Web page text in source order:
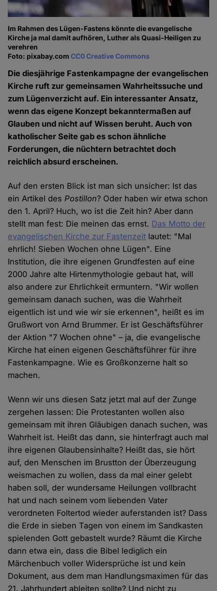
Im Rahmen des Lügen-Fastens könnte die evangelische
Kirche ja mal damit aufhören, Luther als Quasi-Heiligen zu
verehren
Foto: pixabay.comCC0 Creative Commons
Die diesjährige Fastenkampagne der evangelischen
Kirche ruft zur gemeinsamen Wahrheitssuche und
zum Lügenverzicht auf. Ein interessanter Ansatz,
wenn das eigene Konzept bekanntermaßen auf
Glauben und nicht auf Wissen beruht. Auch von
katholischer Seite gab es schon ähnliche
Forderungen, die nüchtern betrachtet doch
reichlich absurd erscheinen.
Auf den ersten Blick ist man sich unsicher: Ist das
ein Artikel desPostillon? Oder haben wir etwa schon
den 1. April? Huch, wo ist die Zeit hin? Aber dann
stellt man fest: Die meinen das ernst. Das Motto der
evangelischen Kirche zur Fastenzeit lautet: "Mal
ehrlich! Sieben Wochen ohne Lügen". Eine
Institution, die ihre eigenen Grundfesten auf eine
2000 Jahre alte Hirtenmythologie gebaut hat, will
also andere zur Ehrlichkeit ermuntern. "Wir wollen
gemeinsam danach suchen, was die Wahrheit
eigentlich ist und wie wir sie erkennen", heißt es im
Grußwort von Arnd Brummer. Er ist Geschäftsführer
der Aktion "7 Wochen ohne" – ja, die evangelische
Kirche hat einen eigenen Geschäftsführer für ihre
Fastenkampagne. Wie es Großkonzerne halt so
machen.
Wenn wir uns diesen Satz jetzt mal auf der Zunge
zergehen lassen: Die Protestanten wollen also
gemeinsam mit ihren Gläubigen danach suchen, was
Wahrheit ist. Heißt das dann, sie hinterfragt auch mal
ihre eigenen Glaubensinhalte? Heißt das, sie hört
auf, den Menschen im Brustton der Überzeugung
weismachen zu wollen, dass da mal einer gelebt
haben soll, der wundersame Heilungen vollbracht
hat und nach seinem vom liebenden Vater
verordneten Foltertod wieder auferstanden ist? Dass
die Erde in sieben Tagen von einem im Sandkasten
spielenden Gott gebastelt wurde? Räumt die Kirche
dann etwa ein, dass die Bibel lediglich ein
Märchenbuch voller Widersprüche ist und kein
Dokument, aus dem man Handlungsmaximen für das
21. Jahrhundert ableiten sollte? Und nicht zu